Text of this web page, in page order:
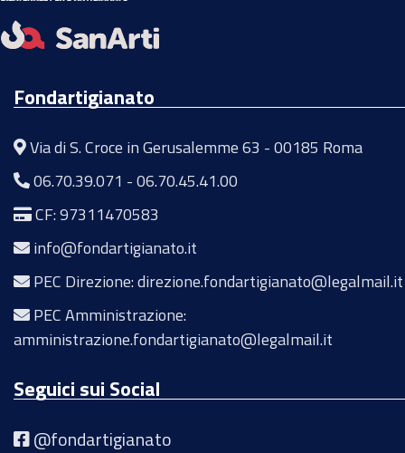
Fondartigianato
Via di S. Croce in Gerusalemme 63 - 00185 Roma
06.70.39.071 -06.70.45.41.00
CF: 97311470583
info@fondartigianato.it
PEC Direzione: direzione.fondartigianato@legalmail.it
PEC Amministrazione:
amministrazione.fondartigianato@legalmail.it
Seguici sui Social
@fondartigianato